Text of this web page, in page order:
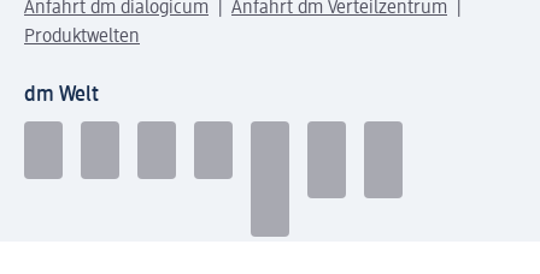
Anfahrt dm dialogicum
Anfahrt dm Verteilzentrum
Produktwelten
dm Welt